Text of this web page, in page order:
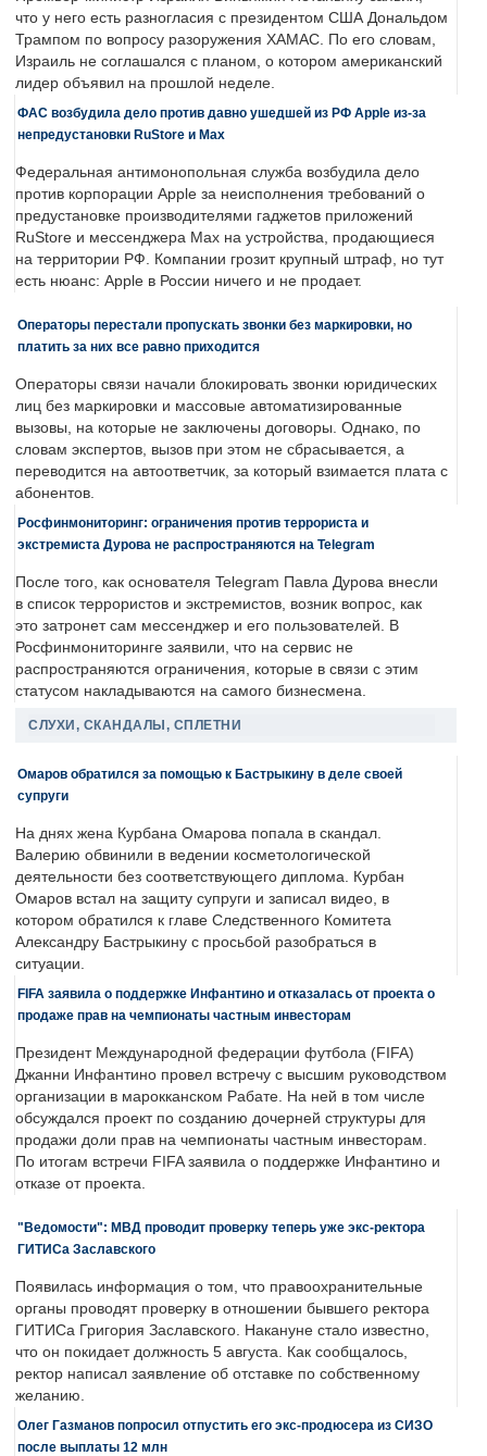
что у него есть разногласия с президентом США Дональдом
Трампом по вопросу разоружения ХАМАС. По его словам,
Израиль не соглашался с планом, о котором американский
лидер объявил на прошлой неделе.
ФАС возбудила дело против давно ушедшей из РФ Apple из-за
непредустановки RuStore и Max
Федеральная антимонопольная служба возбудила дело
против корпорации Apple за неисполнения требований о
предустановке производителями гаджетов приложений
RuStore и мессенджера Max на устройства, продающиеся
на территории РФ. Компании грозит крупный штраф, но тут
есть нюанс: Apple в России ничего и не продает.
Операторы перестали пропускать звонки без маркировки, но
платить за них все равно приходится
Операторы связи начали блокировать звонки юридических
лиц без маркировки и массовые автоматизированные
вызовы, на которые не заключены договоры. Однако, по
словам экспертов, вызов при этом не сбрасывается, а
переводится на автоответчик, за который взимается плата с
абонентов.
Росфинмониторинг: ограничения против террориста и
экстремиста Дурова не распространяются на Telegram
После того, как основателя Telegram Павла Дурова внесли
в список террористов и экстремистов, возник вопрос, как
это затронет сам мессенджер и его пользователей. В
Росфинмониторинге заявили, что на сервис не
распространяются ограничения, которые в связи с этим
статусом накладываются на самого бизнесмена.
СЛУХИ, СКАНДАЛЫ, СПЛЕТНИ
Омаров обратился за помощью к Бастрыкину в деле своей
супруги
На днях жена Курбана Омарова попала в скандал.
Валерию обвинили в ведении косметологической
деятельности без соответствующего диплома. Курбан
Омаров встал на защиту супруги и записал видео, в
котором обратился к главе Следственного Комитета
Александру Бастрыкину с просьбой разобраться в
ситуации.
FIFA заявила о поддержке Инфантино и отказалась от проекта о
продаже прав на чемпионаты частным инвесторам
Президент Международной федерации футбола (FIFA)
Джанни Инфантино провел встречу с высшим руководством
организации в марокканском Рабате. На ней в том числе
обсуждался проект по созданию дочерней структуры для
продажи доли прав на чемпионаты частным инвесторам.
По итогам встречи FIFA заявила о поддержке Инфантино и
отказе от проекта.
"Ведомости": МВД проводит проверку теперь уже экс-ректора
ГИТИСа Заславского
Появилась информация о том, что правоохранительные
органы проводят проверку в отношении бывшего ректора
ГИТИСа Григория Заславского. Накануне стало известно,
что он покидает должность 5 августа. Как сообщалось,
ректор написал заявление об отставке по собственному
желанию.
Олег Газманов попросил отпустить его экс-продюсера из СИЗО
после выплаты 12 млн